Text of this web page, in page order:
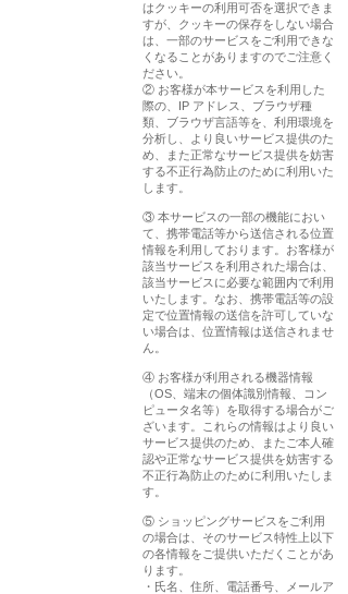
はクッキーの利用可否を選択できま
すが、クッキーの保存をしない場合
は、一部のサービスをご利用できな
くなることがありますのでご注意く
ださい。
② お客様が本サービスを利用した
際の、IP アドレス、ブラウザ種
類、ブラウザ言語等を、利用環境を
分析し、より良いサービス提供のた
め、また正常なサービス提供を妨害
する不正行為防止のために利用いた
します。
③ 本サービスの一部の機能におい
て、携帯電話等から送信される位置
情報を利用しております。お客様が
該当サービスを利用された場合は、
該当サービスに必要な範囲内で利用
いたします。なお、携帯電話等の設
定で位置情報の送信を許可していな
い場合は、位置情報は送信されませ
ん。
④ お客様が利用される機器情報
（OS、端末の個体識別情報、コン
ピュータ名等）を取得する場合がご
ざいます。これらの情報はより良い
サービス提供のため、またご本人確
認や正常なサービス提供を妨害する
不正行為防止のために利用いたしま
す。
⑤ ショッピングサービスをご利用
の場合は、そのサービス特性上以下
の各情報をご提供いただくことがあ
ります。
・氏名、住所、電話番号、メールア